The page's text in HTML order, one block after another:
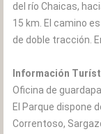
del río Chaicas,
15 km. El camino
de doble tracción.
Información
Oficina de
El Parque dispone
Correntoso,